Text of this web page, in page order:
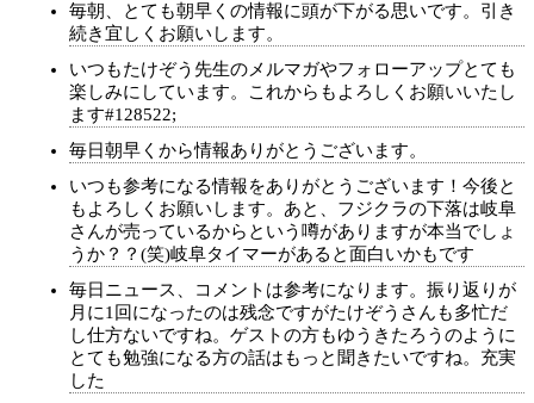
毎朝、とても朝早くの情報に頭が下がる思いです。引き
続き宜しくお願いします。
いつもたけぞう先生のメルマガやフォローアップとても
楽しみにしています。これからもよろしくお願いいたし
ます#128522;
毎日朝早くから情報ありがとうございます。
いつも参考になる情報をありがとうございます！今後と
もよろしくお願いします。あと、フジクラの下落は岐阜
さんが売っているからという噂がありますが本当でしょ
うか？？(笑)岐阜タイマーがあると面白いかもです
毎日ニュース、コメントは参考になります。振り返りが
月に1回になったのは残念ですがたけぞうさんも多忙だ
し仕方ないですね。ゲストの方もゆうきたろうのように
とても勉強になる方の話はもっと聞きたいですね。充実
した